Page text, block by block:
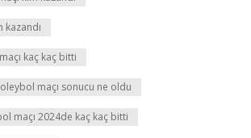
kazandı
kaç kaç bitti
maçı sonucu ne oldu
maçı 2024de kaç kaç bitti